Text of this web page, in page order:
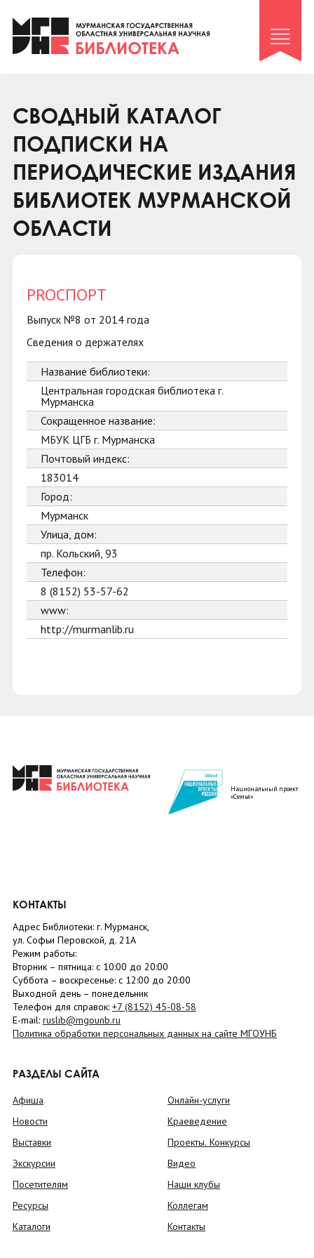
Клуб «Гиря и сельдерей»
Клуб «Семейный архив»
Коллегам
Контакты
СВОДНЫЙ КАТАЛОГ
ПОДПИСКИ НА
ПЕРИОДИЧЕСКИЕ ИЗДАНИЯ
БИБЛИОТЕК МУРМАНСКОЙ
ОБЛАСТИ
PROСПОРТ
Выпуск №8 от 2014 года
Сведения о держателях
Название библиотеки:
Центральная городская библиотека г.
Мурманска
Сокращенное название:
МБУК ЦГБ г. Мурманска
Почтовый индекс:
183014
Город:
Мурманск
Улица, дом:
пр. Кольский, 93
Телефон:
8 (8152) 53-57-62
www:
http://murmanlib.ru
Национальный проект
«Семья»
КОНТАКТЫ
Адрес Библиотеки: г. Мурманск,
ул. Софьи Перовской, д. 21А
Режим работы:
Вторник – пятница: с 10:00 до 20:00
Суббота – воскресенье: c 12:00 до 20:00
Выходной день – понедельник
Телефон для справок: +7 (8152) 45-08-58
E-mail: ruslib@mgounb.ru
Политика обработки персональных данных на сайте МГОУНБ
РАЗДЕЛЫ САЙТА
Афиша
Новости
Выставки
Экскурсии
Посетителям
Ресурсы
Каталоги
Онлайн-услуги
Краеведение
Проекты. Конкурсы
Видео
Наши клубы
Коллегам
Контакты